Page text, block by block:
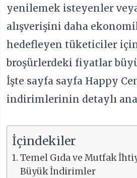
yenilemek isteyenler
alışverişini daha
hedefleyen tüketiciler
broşürlerdeki fiyatlar
İşte sayfa sayfa Happy
indirimlerinin detaylı
İçindekiler
Temel Gıda ve Mutfak
Büyük İndirimler